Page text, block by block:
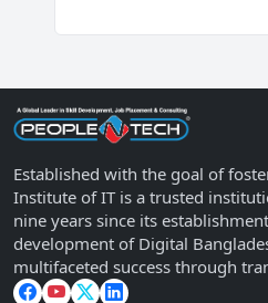
Established with the goal of
Institute of IT is a trusted
nine years since its
development of Digital
multifaceted success through